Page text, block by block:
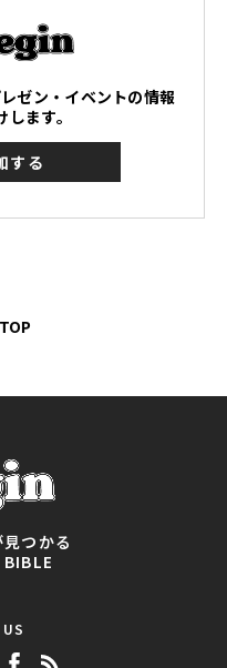
ゼン・イベントの情報
ます。
する
見つかる